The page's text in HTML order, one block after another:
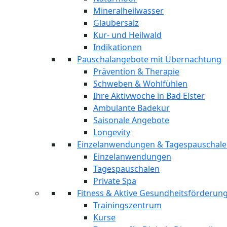
Mineralheilwasser
Glaubersalz
Kur- und Heilwald
Indikationen
Pauschalangebote mit Übernachtung
Prävention & Therapie
Schweben & Wohlfühlen
Ihre Aktivwoche in Bad Elster
Ambulante Badekur
Saisonale Angebote
Longevity
Einzelanwendungen &
Einzelanwendungen
Tagespauschalen
Private Spa
Fitness & Aktive
Trainingszentrum
Kurse